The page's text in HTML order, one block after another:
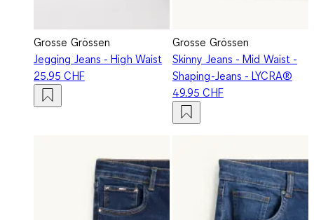
Grosse Grössen
Jegging Jeans - High Waist
25.95 CHF
Grosse Grössen
Skinny Jeans - Mid Waist -
Shaping-Jeans - LYCRA®
49.95 CHF